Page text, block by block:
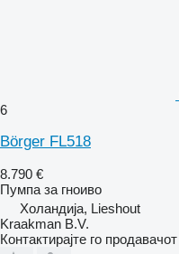
6
Börger FL518
8.790 €
Пумпа за гноиво
Холандија, Lieshout
Kraakman B.V.
Контактирајте го продавачот